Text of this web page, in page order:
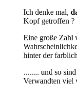
Ich denke mal,
Kopf getroffen ?
Eine große Zahl
hinter der
........ und so
Verwandten viel